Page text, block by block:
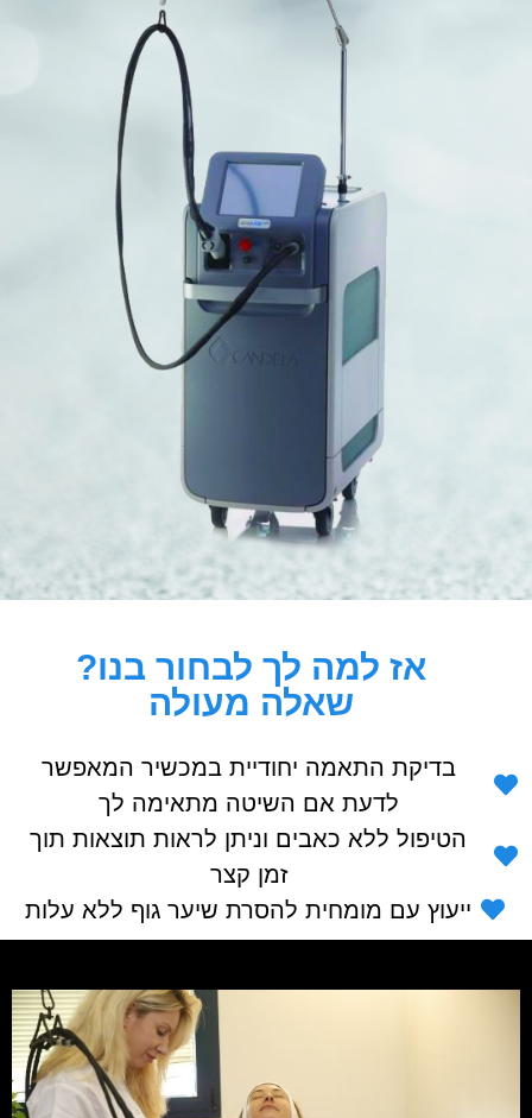
אז למה לך לבחור בנו?
שאלה מעולה
בדיקת התאמה יחודיית במכשיר המאפשר
לדעת אם השיטה מתאימה לך
הטיפול ללא כאבים וניתן לראות תוצאות תוך
זמן קצר
ייעוץ עם מומחית להסרת שיער גוף ללא עלות